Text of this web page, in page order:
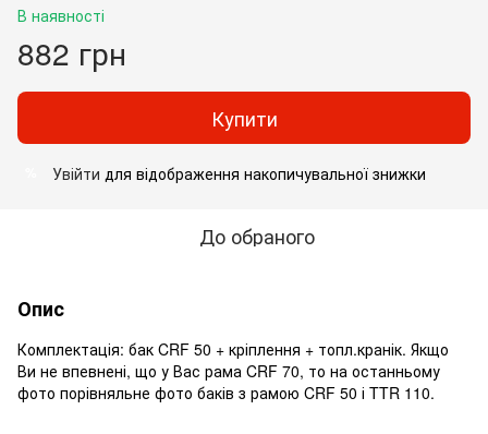
В наявності
882 грн
Купити
Увійти для відображення накопичувальної знижки
До обраного
Опис
Комплектація: бак CRF 50 + кріплення + топл.кранік. Якщо
Ви не впевнені, що у Вас рама CRF 70, то на останньому
фото порівняльне фото баків з рамою CRF 50 і TTR 110.